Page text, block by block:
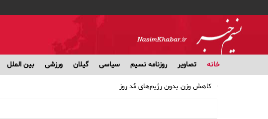
خانه تصاویر روزنامه نسیم سیاسی گیلان ورزشی بین الملل
کاهش وزن بدون رژیم‌های مُد روز
پرداخت وام ضروری ۳۰ میلیون تومانی به حساب ۵۱ هزار بازنشسته کشوری/ کارمزد وام ۴ درصد